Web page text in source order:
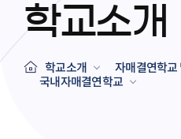
학교소개
학교소개
자매결연학교
국내자매결연학교